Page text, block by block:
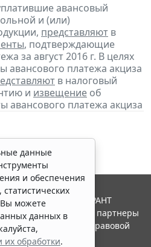
авансовый
и (или)
представляют в
, подтверждающие
за август 2016 г. В целях
авансового платежа акциза
в налоговый
и извещение об
авансового платежа акциза
данные
и обеспечения
статистических
Вы можете
данных в
их обработки.
2026. Система ГАРАНТ
"Гарант" и ее партнеры
ассоциации правовой